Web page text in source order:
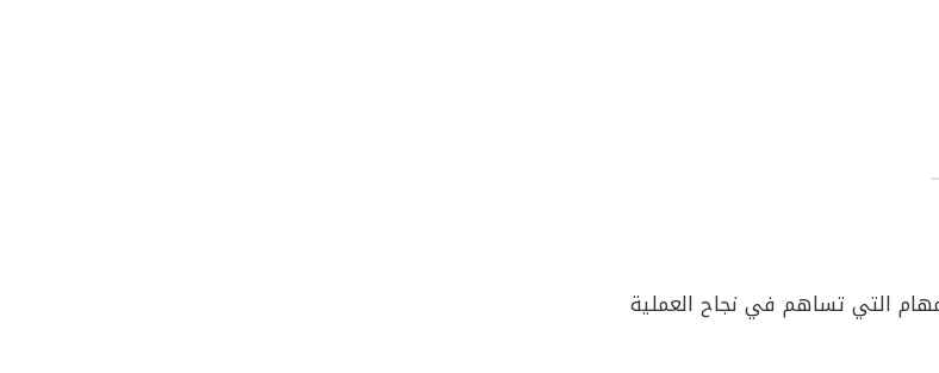
التي تساهم في نجاح العملية